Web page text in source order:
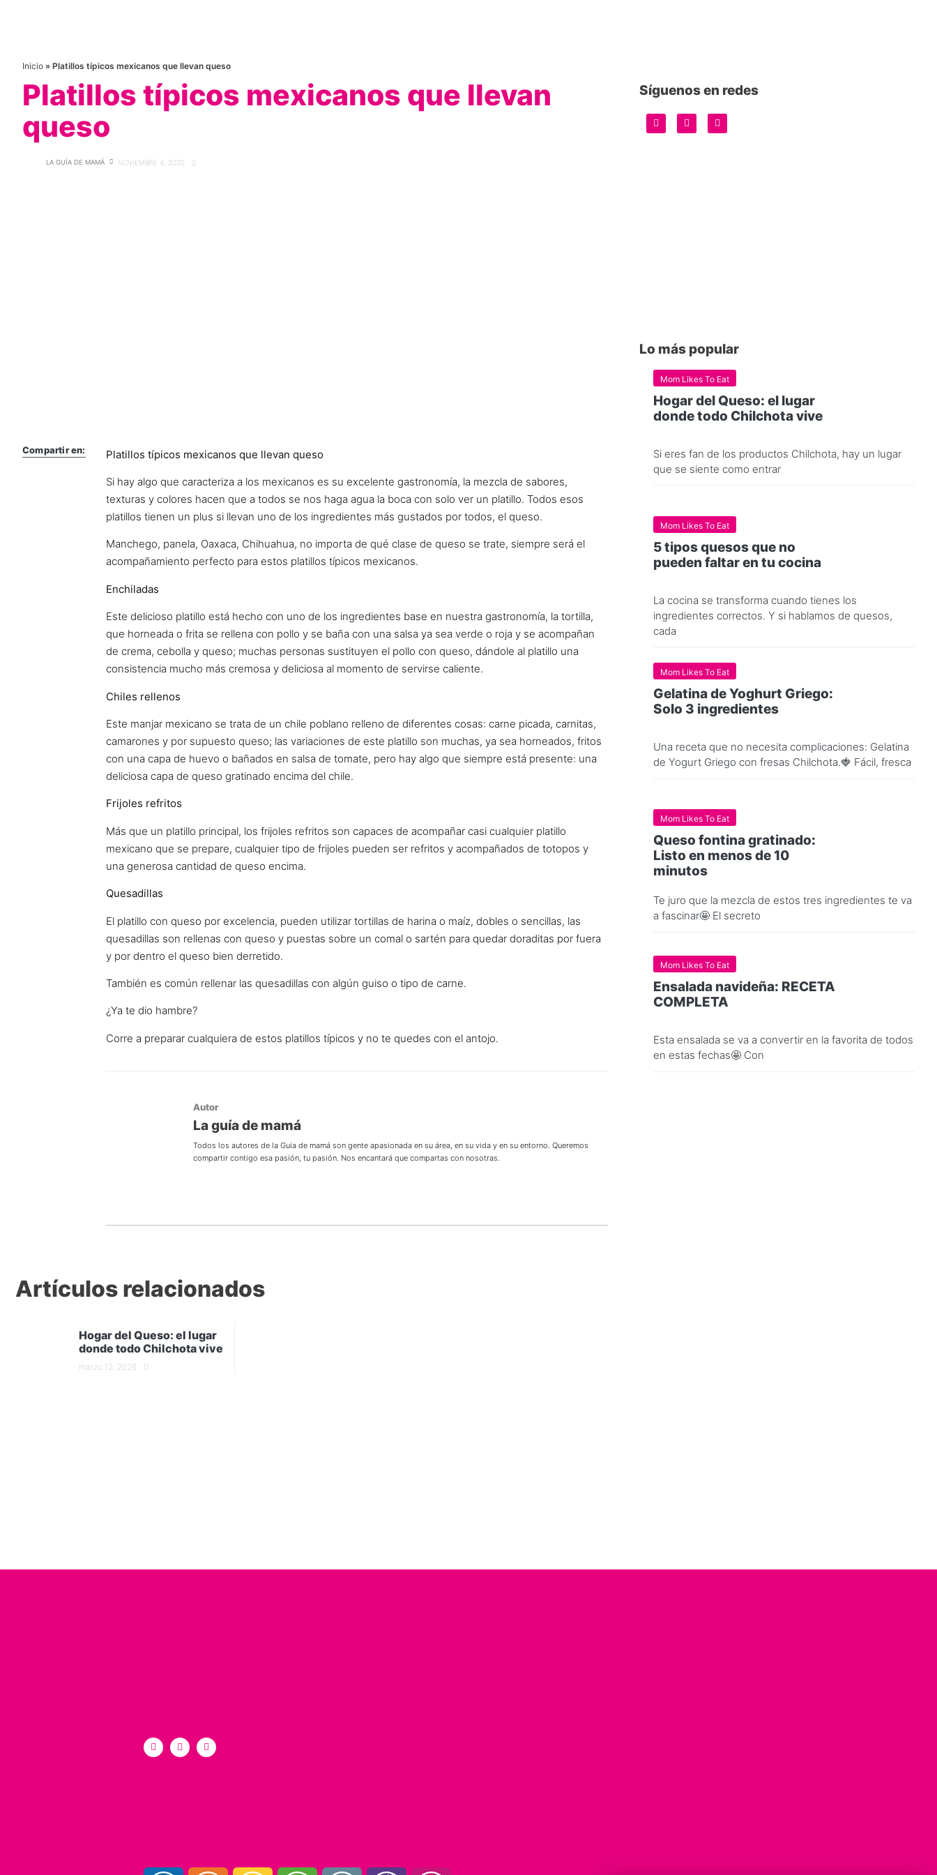
Inicio » Platillos típicos mexicanos que llevan queso
Platillos típicos mexicanos que llevan
queso
LA GUÍA DE MAMÁ NOVIEMBRE 4, 2020 0
Compartir en: Platillos típicos mexicanos que llevan queso
Si hay algo que caracteriza a los mexicanos es su excelente gastronomía, la mezcla de sabores,
texturas y colores hacen que a todos se nos haga agua la boca con solo ver un platillo. Todos esos
platillos tienen un plus si llevan uno de los ingredientes más gustados por todos, el queso.
Manchego, panela, Oaxaca, Chihuahua, no importa de qué clase de queso se trate, siempre será el
acompañamiento perfecto para estos platillos típicos mexicanos.
Enchiladas
Este delicioso platillo está hecho con uno de los ingredientes base en nuestra gastronomía, la tortilla,
que horneada o frita se rellena con pollo y se baña con una salsa ya sea verde o roja y se acompañan
de crema, cebolla y queso; muchas personas sustituyen el pollo con queso, dándole al platillo una
consistencia mucho más cremosa y deliciosa al momento de servirse caliente.
Chiles rellenos
Este manjar mexicano se trata de un chile poblano relleno de diferentes cosas: carne picada, carnitas,
camarones y por supuesto queso; las variaciones de este platillo son muchas, ya sea horneados, fritos
con una capa de huevo o bañados en salsa de tomate, pero hay algo que siempre está presente: una
deliciosa capa de queso gratinado encima del chile.
Frijoles refritos
Más que un platillo principal, los frijoles refritos son capaces de acompañar casi cualquier platillo
mexicano que se prepare, cualquier tipo de frijoles pueden ser refritos y acompañados de totopos y
una generosa cantidad de queso encima.
Quesadillas
El platillo con queso por excelencia, pueden utilizar tortillas de harina o maíz, dobles o sencillas, las
quesadillas son rellenas con queso y puestas sobre un comal o sartén para quedar doraditas por fuera
y por dentro el queso bien derretido.
También es común rellenar las quesadillas con algún guiso o tipo de carne.
¿Ya te dio hambre?
Corre a preparar cualquiera de estos platillos típicos y no te quedes con el antojo.
Autor
La guía de mamá
Todos los autores de la Guía de mamá son gente apasionada en su área, en su vida y en su entorno. Queremos
compartir contigo esa pasión, tu pasión. Nos encantará que compartas con nosotras.
Síguenos en redes
Lo más popular
Mom Likes To Eat
Hogar del Queso: el lugar
donde todo Chilchota vive
Si eres fan de los productos Chilchota, hay un lugar
que se siente como entrar
Mom Likes To Eat
5 tipos quesos que no
pueden faltar en tu cocina
La cocina se transforma cuando tienes los
ingredientes correctos. Y si hablamos de quesos,
cada
Mom Likes To Eat
Gelatina de Yoghurt Griego:
Solo 3 ingredientes
Una receta que no necesita complicaciones: Gelatina
de Yogurt Griego con fresas Chilchota.🍓 Fácil, fresca
Mom Likes To Eat
Queso fontina gratinado:
Listo en menos de 10
minutos
Te juro que la mezcla de estos tres ingredientes te va
a fascinar🤩 El secreto
Mom Likes To Eat
Ensalada navideña: RECETA
COMPLETA
Esta ensalada se va a convertir en la favorita de todos
en estas fechas🤩 Con
Artículos relacionados
Hogar del Queso: el lugar
donde todo Chilchota vive
marzo 12, 2026 0